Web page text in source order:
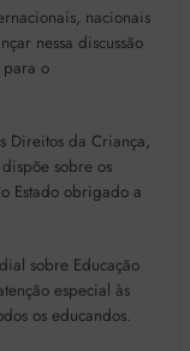
nacionais
nessa discussão
para o
Direitos da Criança,
sobre os
Estado obrigado a
sobre Educação
especial às
os educandos.